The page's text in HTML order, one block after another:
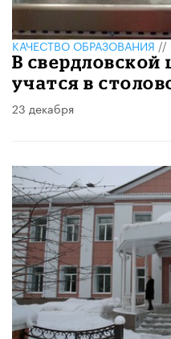
КАЧЕСТВО ОБРАЗОВАНИЯ//
В свердловской
учатся в
23 декабря